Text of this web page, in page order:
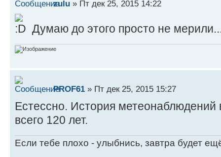
zulu » Пт дек 25, 2015 14:22
Думаю до этого просто не
PROF61 » Пт дек 25, 2015 15:27
Естессно. История
всего 120 лет.
Если тебе плохо - улыбнись, завтра будет